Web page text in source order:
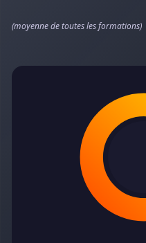
(moyenne de toutes les formations)